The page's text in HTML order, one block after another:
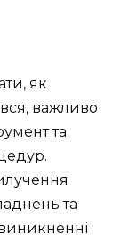
як
важливо
та
та